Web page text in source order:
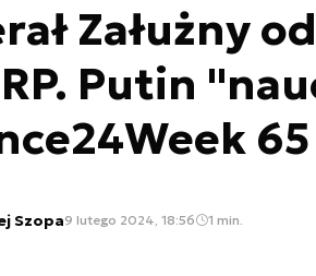
Załużny
Putin
65
Szopa9 lutego 2024, 18:56 1 min.